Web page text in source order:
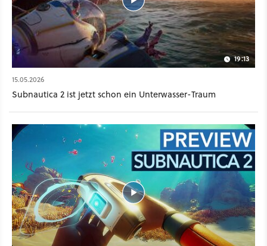
es ebenfalls eine Game-Preview geben.
19:13
15.05.2026
Subnautica 2 ist jetzt schon ein Unterwasser-Traum